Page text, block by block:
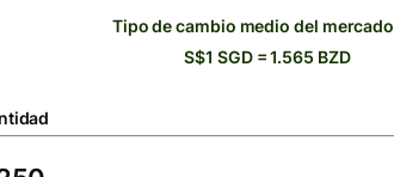
Tipo de cambio medio del mercado
S$1 SGD = 1.565 BZD